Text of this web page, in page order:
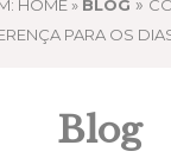
HOME » BLOG »
PARA OS
Blog